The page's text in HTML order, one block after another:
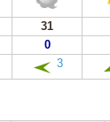
31
0
3